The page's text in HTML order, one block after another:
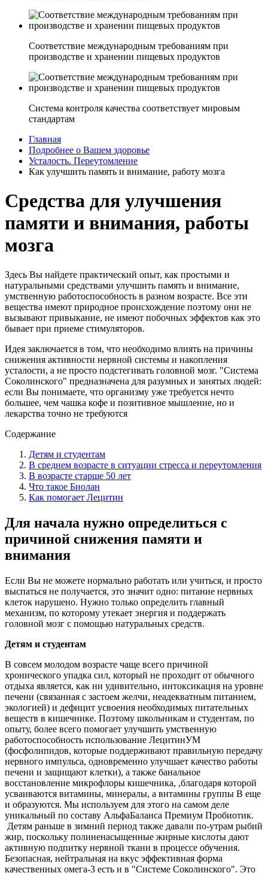
Соответствие международным требованиям при
производстве и хранении пищевых продуктов
Система контроля качества соответствует мировым
стандартам
Главная
Подробнее о Вашем здоровье
Усталость. Переутомление
Как улучшить память и внимание, работу мозга
Средства для улучшения
памяти и внимания, работы
мозга
Здесь Вы найдете практический опыт, как простыми и
натуральными средствами улучшить память и внимание,
умственную работоспособность в разном возрасте. Все эти
вещества имеют природное происхождение поэтому они не
вызывают привыкание, не имеют побочных эффектов как это
бывает при приеме стимуляторов.
Идея заключается в том, что необходимо влиять на причины
снижения активности нервной системы и накопления
усталости, а не просто подстегивать головной мозг. "Система
Соколинского" предназначена для разумных и занятых людей:
если Вы понимаете, что организму уже требуется нечто
большее, чем чашка кофе и позитивное мышление, но и
лекарства точно не требуются
Содержание
Детям и студентам
В среднем возрасте в ситуации стресса и переутомления
В возрасте старше 50 лет
Что такое Биолан
Как помогает Лецитин
Для начала нужно определиться с
причиной снижения памяти и
внимания
Если Вы не можете нормально работать или учиться, и просто
выспаться не получается, это значит одно: питание нервных
клеток нарушено. Нужно только определить главный
механизм, по которому утекает энергия и поддержать
головной мозг с помощью натуральных средств.
Детям и студентам
В совсем молодом возрасте чаще всего причиной
хронического упадка сил, который не проходит от обычного
отдыха является, как ни удивительно, интоксикация на уровне
печени (связанная с застоем желчи, неадекватным питанием,
экологией) и дефицит усвоения необходимых питательных
веществ в кишечнике. Поэтому школьникам и студентам, по
опыту, более всего помогает улучшить умственную
работоспособность использование ЛецитинУМ
(фосфолипидов, которые поддерживают правильную передачу
нервного импульса, одновременно улучшает качество работы
печени и защищают клетки), а также банальное
восстановление микрофлоры кишечника, ,благодаря которой
усваиваются витамины, минералы, а витамины группы В еще
и образуются. Мы используем для этого на самом деле
уникальный по составу АльфаБаланса Премиум Пробиотик.
Детям раньше в зимний период также давали по-утрам рыбий
жир, поскольку полиненасыщенные жирные кислоты дают
активную подпитку нервной ткани в процессе обучения.
Безопасная, нейтральная на вкус эффективная форма
качественных омега-3 есть и в "Системе Соколинского". Это